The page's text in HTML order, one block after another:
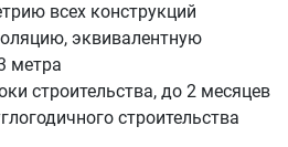
всех конструкций
эквивалентную
метра
строительства, до 2 месяцев
строительства